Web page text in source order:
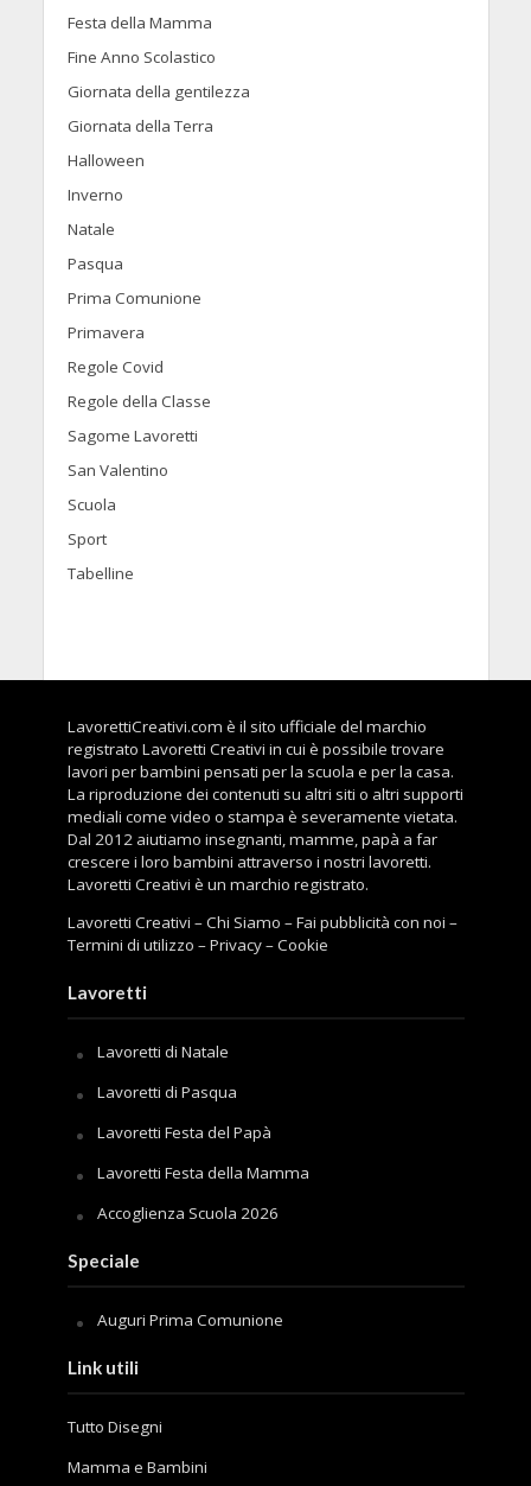
Festa della Mamma
Fine Anno Scolastico
Giornata della gentilezza
Giornata della Terra
Halloween
Inverno
Natale
Pasqua
Prima Comunione
Primavera
Regole Covid
Regole della Classe
Sagome Lavoretti
San Valentino
Scuola
Sport
Tabelline
LavorettiCreativi.com è il sito ufficiale del marchio
registrato Lavoretti Creativi in cui è possibile trovare
lavori per bambini pensati per la scuola e per la casa.
La riproduzione dei contenuti su altri siti o altri supporti
mediali come video o stampa è severamente vietata.
Dal 2012 aiutiamo insegnanti, mamme, papà a far
crescere i loro bambini attraverso i nostri lavoretti.
Lavoretti Creativi è un marchio registrato.
Lavoretti Creativi –Chi Siamo –Fai pubblicità con noi –
Termini di utilizzo –Privacy–Cookie
Lavoretti
Lavoretti di Natale
Lavoretti di Pasqua
Lavoretti Festa del Papà
Lavoretti Festa della Mamma
Accoglienza Scuola 2026
Speciale
Auguri Prima Comunione
Link utili
Tutto Disegni
Mamma e Bambini